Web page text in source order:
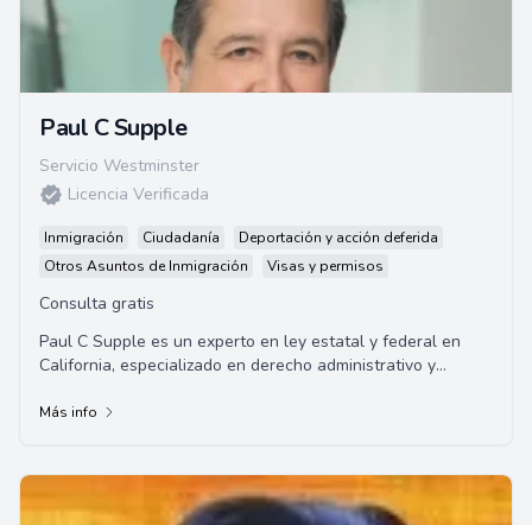
Paul C Supple
Servicio Westminster
Licencia Verificada
Inmigración Ciudadanía
Deportación y acción deferida
Otros Asuntos de Inmigración
Visas y permisos
Consulta gratis
Paul C Supple es un experto en ley estatal y federal en
California, especializado en derecho administrativo y
Más info